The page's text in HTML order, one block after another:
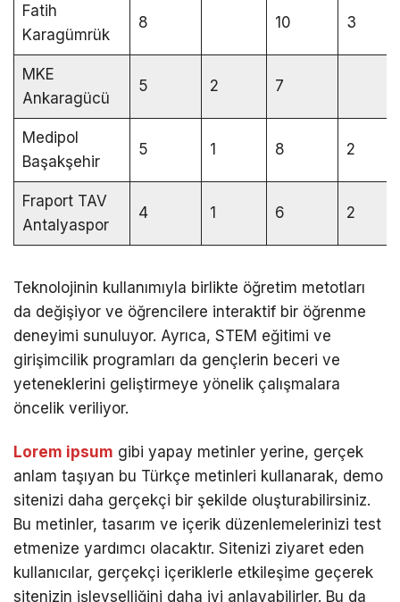
Fatih
Karagümrük
8 10 3
MKE
Ankaragücü
5 2 7
Medipol
Başakşehir
5 1 8 2
Fraport TAV
Antalyaspor
4 1 6 2
Teknolojinin kullanımıyla birlikte öğretim metotları
da değişiyor ve öğrencilere interaktif bir öğrenme
deneyimi sunuluyor. Ayrıca, STEM eğitimi ve
girişimcilik programları da gençlerin beceri ve
yeteneklerini geliştirmeye yönelik çalışmalara
öncelik veriliyor.
Lorem ipsum gibi yapay metinler yerine, gerçek
anlam taşıyan bu Türkçe metinleri kullanarak, demo
sitenizi daha gerçekçi bir şekilde oluşturabilirsiniz.
Bu metinler, tasarım ve içerik düzenlemelerinizi test
etmenize yardımcı olacaktır. Sitenizi ziyaret eden
kullanıcılar, gerçekçi içeriklerle etkileşime geçerek
sitenizin işlevselliğini daha iyi anlayabilirler. Bu da